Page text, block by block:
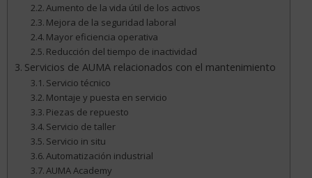
Aumento de la vida útil de los activos
Mejora de la seguridad laboral
Mayor eficiencia operativa
Reducción del tiempo de inactividad
Servicios de AUMA relacionados con el mantenimiento
Servicio técnico
Montaje y puesta en servicio
Piezas de repuesto
Servicio de taller
Servicio in situ
Automatización industrial
AUMA Academy